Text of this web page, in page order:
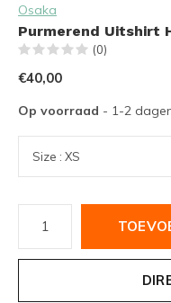
Osaka
Purmerend Uitshirt
(0)
€40,00
Op voorraad - 1-2